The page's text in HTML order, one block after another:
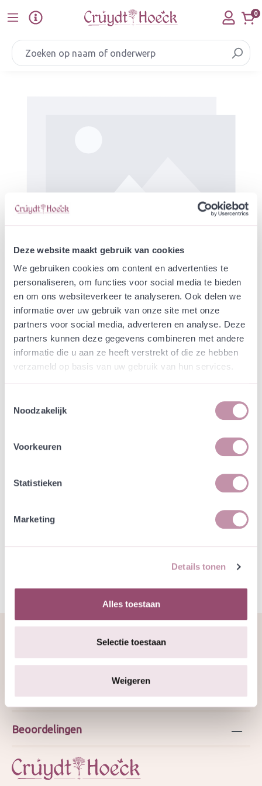
Deze website maakt gebruik van cookies
We gebruiken cookies om content en advertenties te
personaliseren, om functies voor social media te bieden
en om ons websiteverkeer te analyseren. Ook delen we
informatie over uw gebruik van onze site met onze
partners voor social media, adverteren en analyse. Deze
partners kunnen deze gegevens combineren met andere
informatie die u aan ze heeft verstrekt of die ze hebben
verzameld op basis van uw gebruik van hun services.
Noodzakelijk
Voorkeuren
Statistieken
Marketing
Details tonen
Alles toestaan
Selectie toestaan
Weigeren
Ga naar de hoofdinhoud 0
Blauwe zegge - Carex
panicea
In een zakje zitten genoeg zaden om
tientallen planten op te kweken.
incl. btw
Bewaren
- + In winkelwagen
Jouw bestelling draagt bij aan meer biodiversiteit
Over ons
Webshop
Beoordelingen